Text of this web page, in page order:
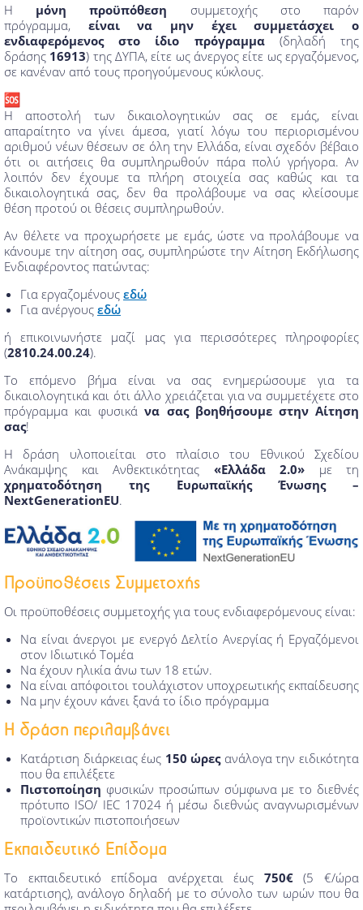
Η μόνη προϋπόθεση συμμετοχής στο παρόν
πρόγραμμα, είναι να μην έχει συμμετάσχει ο
ενδιαφερόμενος στο ίδιο πρόγραμμα(δηλαδή της
δράσης 16913) της ΔΥΠΑ, είτε ως άνεργος είτε ως εργαζόμενος,
σε κανέναν από τους προηγούμενους κύκλους.
Η αποστολή των δικαιολογητικών σας σε εμάς, είναι
απαραίτητο να γίνει άμεσα, γιατί λόγω του περιορισμένου
αριθμού νέων θέσεων σε όλη την Ελλάδα, είναι σχεδόν βέβαιο
ότι οι αιτήσεις θα συμπληρωθούν πάρα πολύ γρήγορα. Αν
λοιπόν δεν έχουμε τα πλήρη στοιχεία σας καθώς και τα
δικαιολογητικά σας, δεν θα προλάβουμε να σας κλείσουμε
θέση προτού οι θέσεις συμπληρωθούν.
Αν θέλετε να προχωρήσετε με εμάς, ώστε να προλάβουμε να
κάνουμε την αίτηση σας, συμπληρώστε την Αίτηση Εκδήλωσης
Ενδιαφέροντος πατώντας:
Για εργαζομένους εδώ
Για ανέργους εδώ
ή επικοινωνήστε μαζί μας για περισσότερες πληροφορίες
(2810.24.00.24).
Το επόμενο βήμα είναι να σας ενημερώσουμε για τα
δικαιολογητικά και ότι άλλο χρειάζεται για να συμμετέχετε στο
πρόγραμμα και φυσικάνα σας βοηθήσουμε στην Αίτηση
σας!
Η δράση υλοποιείται στο πλαίσιο του Εθνικού Σχεδίου
Ανάκαμψης και Ανθεκτικότητας «Ελλάδα 2.0» με τη
χρηματοδότηση της Ευρωπαϊκής Ένωσης –
NextGenerationEU.
Προϋποθέσεις Συμμετοχής
Οι προϋποθέσεις συμμετοχής για τους ενδιαφερόμενους είναι:
Να είναι άνεργοι με ενεργό Δελτίο Ανεργίας ή Εργαζόμενοι
στον Ιδιωτικό Τομέα
Να έχουν ηλικία άνω των 18 ετών.
Να είναι απόφοιτοι τουλάχιστον υποχρεωτικής εκπαίδευσης
Να μην έχουν κάνει ξανά το ίδιο πρόγραμμα
Η δράση περιλαμβάνει
Κατάρτιση διάρκειας έως 150 ώρεςανάλογα την ειδικότητα
που θα επιλέξετε
Πιστοποίηση φυσικών προσώπων σύμφωνα με το διεθνές
πρότυπο ISO/ IEC 17024 ή μέσω διεθνώς αναγνωρισμένων
προϊοντικών πιστοποιήσεων
Εκπαιδευτικό Επίδομα
Το εκπαιδευτικό επίδομα ανέρχεται έως 750€(5 €/ώρα
κατάρτισης), ανάλογο δηλαδή με το σύνολο των ωρών που θα